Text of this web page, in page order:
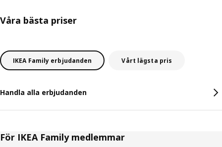
Våra bästa priser
IKEA Family erbjudanden Vårt lägsta pris
Handla alla erbjudanden
För IKEA Family medlemmar